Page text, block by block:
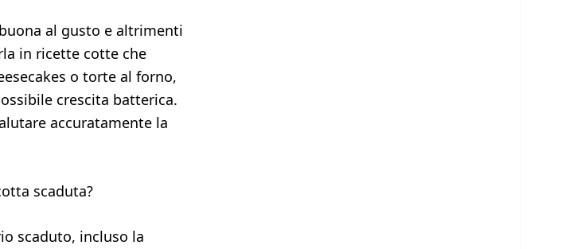
al gusto e altrimenti
in ricette cotte che
o torte al forno,
crescita batterica.
accuratamente la
scaduta?
scaduto, incluso la